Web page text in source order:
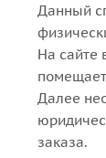
Данный
На сайте
Далее
заказа.